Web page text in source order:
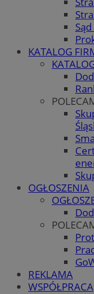
KATALOG
OGŁOSZENIA
REKLAMA
WSPÓŁPRACA